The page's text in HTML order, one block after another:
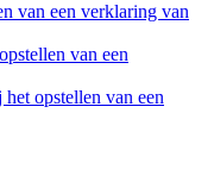
van een verklaring van
van een
opstellen van een